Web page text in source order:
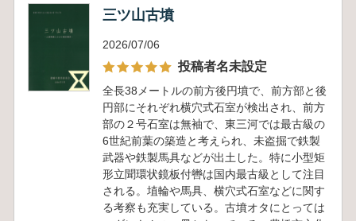
三ツ山古墳
2026/07/06
投稿者名未設定
全長38メートルの前方後円墳で、前方部と後
円部にそれぞれ横穴式石室が検出され、前方
部の２号石室は無袖で、東三河では最古級の
6世紀前葉の築造と考えられ、未盗掘で鉄製
武器や鉄製馬具などが出土した。特に小型矩
形立聞環状鏡板付轡は国内最古級として注目
される。埴輪や馬具、横穴式石室などに関す
る考察も充実している。古墳オタにとっては